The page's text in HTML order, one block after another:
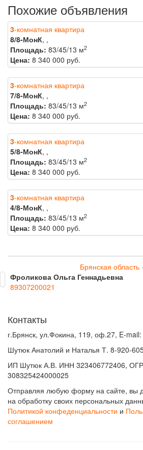
Похожие объявления
3-комнатная квартира
8/8-МонК, ,
Площадь: 83/45/13 м2
Цена: 8 340 000 руб.
3-комнатная квартира
7/8-МонК, ,
Площадь: 83/45/13 м2
Цена: 8 340 000 руб.
3-комнатная квартира
5/8-МонК, ,
Площадь: 83/45/13 м2
Цена: 8 340 000 руб.
3-комнатная квартира
4/8-МонК, ,
Площадь: 83/45/13 м2
Цена: 8 340 000 руб.
Брянская область
Фроликова Ольга Геннадьевна
89307200021
Контакты
г.Брянск, ул.Фокина, 119, оф.27, E-mail:
Шутюк Анатолий и Наталья Т. 8-920-
ИП Шутюк А.В. ИНН 323406772406,
308325424000025
Отправляя любую форму на сайте, вы
на обработку своих персональных
Политикой конфеденциальности и
соглашением